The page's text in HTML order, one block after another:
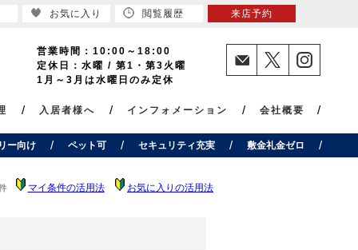
営業時間：10:00～18:00
定休日：水曜 / 第1・第3火曜
1月～3月は水曜日のみ定休
入居者様へ インフォメーション 会社概要
ー向け ペット可 セキュリティ充実 敷金礼金ゼロ
マイ条件の活用法 お気に入りの活用法
お気に入り 閲覧履歴 来店予約